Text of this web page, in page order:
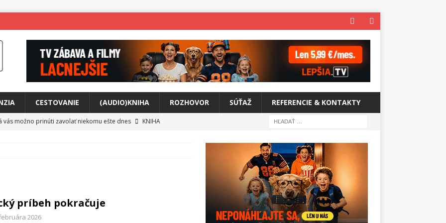
CESTOVANIE (AUDIO)KNIHA ROZHOVOR SÚŤAŽ REFERENCIE & KONTAKTY
vás možno prinúti zavolať niekomu ešte dnes
KNIHA
svet plný tajomstiev
FILM
príbeh pokračuje
2026